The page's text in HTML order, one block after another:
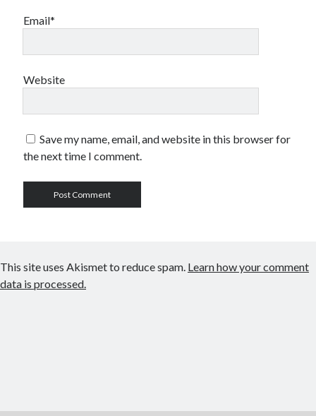
Email*
Website
Save my name, email, and website in this browser for
the next time I comment.
This site uses Akismet to reduce spam. Learn how your comment
data is processed.